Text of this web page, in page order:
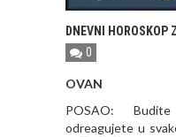
DNEVNI HOROSKOP
0
OVAN
POSAO:
odreagujete u